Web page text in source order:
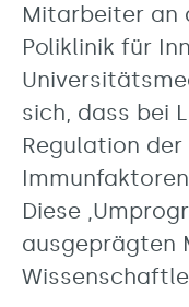
Mitarbeiter an
Poliklinik für
sich, dass bei
Regulation
Diese
ausgeprägten